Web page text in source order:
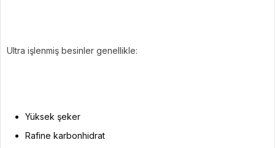
Ultra işlenmiş besinler genellikle:
Yüksek şeker
Rafine karbonhidrat